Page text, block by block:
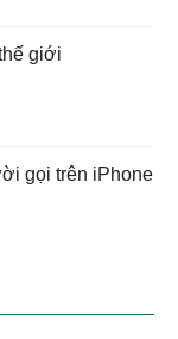
giới
gọi trên iPhone